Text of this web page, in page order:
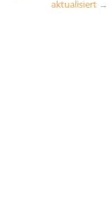
aktualisiert →